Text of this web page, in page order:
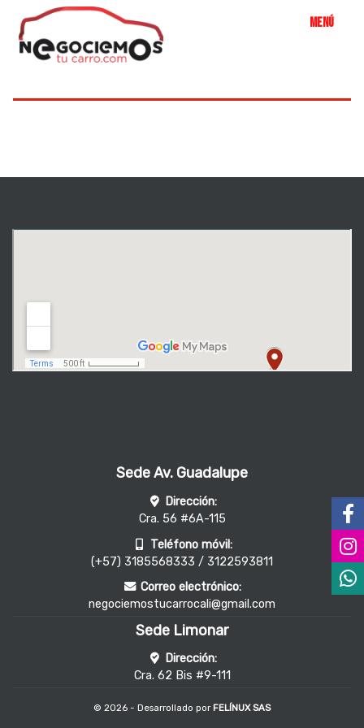
Sede Av. Guadalupe
Dirección:
Cra. 56 #6A-115
Teléfono móvil:
(+57) 3185568333 / 3122593811
Correo electrónico:
negociemostucarrocali@gmail.com
Sede Limonar
Dirección:
Cra. 62 Bis #9-111
© 2026 - Desarrollado porFELÍNUX SAS